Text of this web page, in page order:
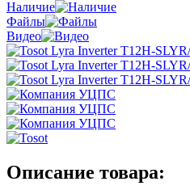
Наличие
Файлы
Видео
Описание товара: